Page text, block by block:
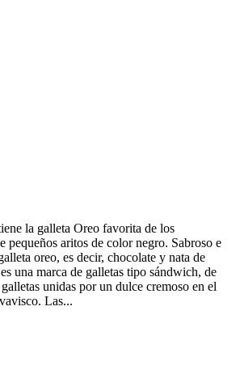
la galleta Oreo favorita de los
pequeños aritos de color negro. Sabroso e
oreo, es decir, chocolate y nata de
una marca de galletas tipo sándwich, de
unidas por un dulce cremoso en el
Las...